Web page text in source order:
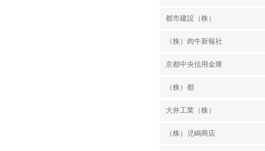
都市建設（株）
（株）肉牛新報社
京都中央信用金庫
（株）都
大井工業（株）
（株）児嶋商店